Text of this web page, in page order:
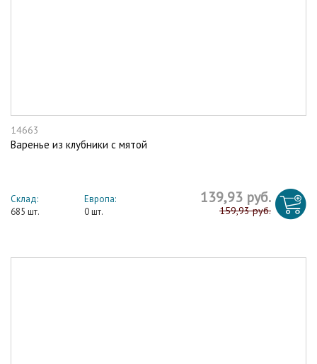
14663
Варенье из клубники с мятой
Склад:
685 шт.
Европа:
0 шт.
139,93 руб.
159,93 руб.